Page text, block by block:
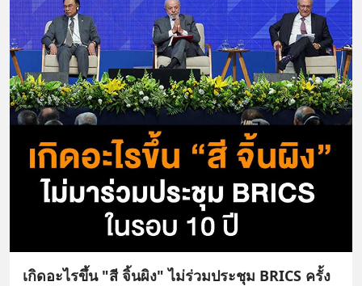
เกิดอะไรขึ้น "สี จิ้นผิง" ไม่ร่วมประชุม BRICS ครั้ง